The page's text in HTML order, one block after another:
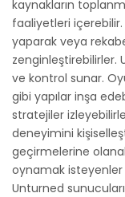
kaynakların
faaliyetleri içerebilir.
yaparak veya
zenginleştirebilirler.
ve kontrol sunar.
gibi yapılar inşa
stratejiler
deneyimini
geçirmelerine
oynamak isteyenler
Unturned